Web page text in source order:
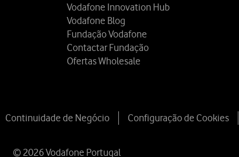
Vodafone Innovation Hub
Vodafone Blog
Fundação Vodafone
Contactar Fundação
Ofertas Wholesale
Continuidade de Negócio Configuração de Cookies
© 2026 Vodafone Portugal